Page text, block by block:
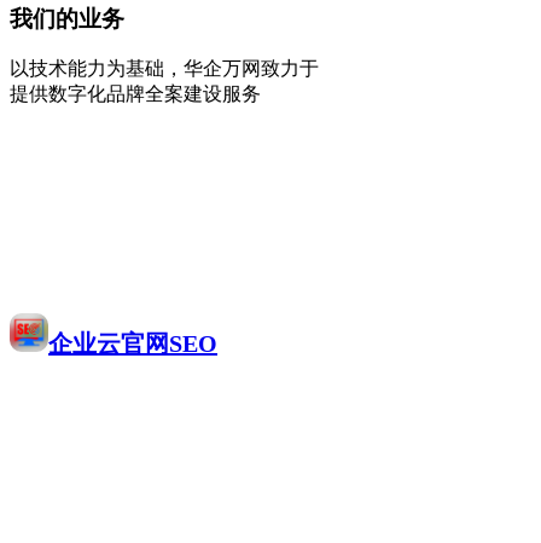
我们的业务
以技术能力为基础，华企万网致力于
提供数字化品牌全案建设服务
企业云官网SEO